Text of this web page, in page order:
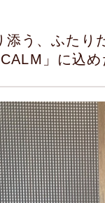
添う、ふたり
」に込め